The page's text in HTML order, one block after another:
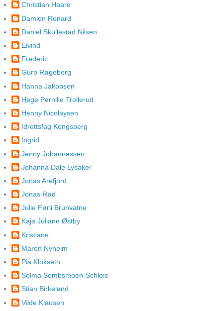
Christian Haare
Damien Renard
Daniel Skullestad Nilsen
Eivind
Frederic
Guro Røgeberg
Hanna Jakobsen
Hege Pernille Trollerud
Henny Nicolaysen
Idrettsfag Kongsberg
Ingrid
Jenny Johannessen
Johanna Dale Lysaker
Jonas Arefjord
Jonas Rød
Julie Førli Brunvatne
Kaja Juliane Østby
Kristiane
Maren Nyheim
Pia Klokseth
Selma Sembsmoen-Schleis
Stian Birkeland
Vilde Klausen